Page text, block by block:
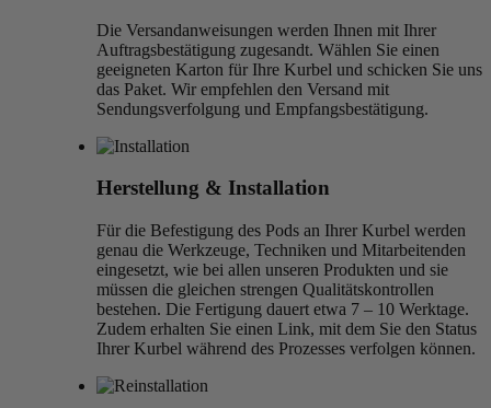
Die Versandanweisungen werden Ihnen mit Ihrer
Auftragsbestätigung zugesandt. Wählen Sie einen
geeigneten Karton für Ihre Kurbel und schicken Sie uns
das Paket. Wir empfehlen den Versand mit
Sendungsverfolgung und Empfangsbestätigung.
Herstellung & Installation
Für die Befestigung des Pods an Ihrer Kurbel werden
genau die Werkzeuge, Techniken und Mitarbeitenden
eingesetzt, wie bei allen unseren Produkten und sie
müssen die gleichen strengen Qualitätskontrollen
bestehen. Die Fertigung dauert etwa 7 – 10 Werktage.
Zudem erhalten Sie einen Link, mit dem Sie den Status
Ihrer Kurbel während des Prozesses verfolgen können.